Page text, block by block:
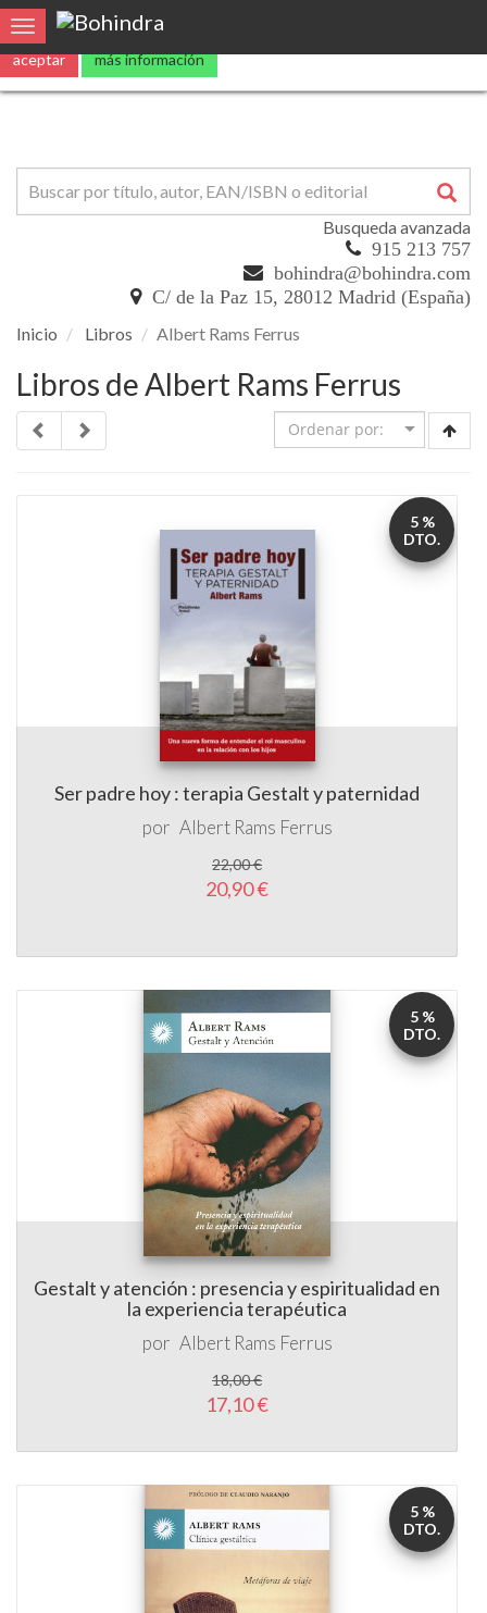
Utilizamoscookies propias y de terceros para mejorar nuestros
aceptar más información
Toggle navigation
Busqueda avanzada
915 213 757
bohindra@bohindra.com
C/ de la Paz 15, 28012 Madrid (España)
Inicio Libros Albert Rams Ferrus
Libros de Albert Rams Ferrus
Ser padre hoy : terapia Gestalt y paternidad
por Albert Rams Ferrus
22,00 €
20,90 €
5 %
DTO.
Gestalt y atención : presencia y espiritualidad en
la experiencia terapéutica
por Albert Rams Ferrus
18,00 €
17,10 €
5 %
DTO.
5 %
DTO.